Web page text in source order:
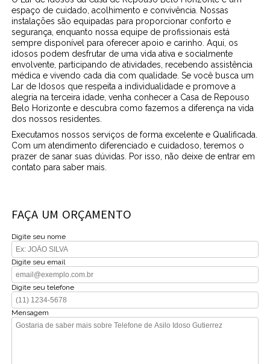
espaço de cuidado, acolhimento e convivência. Nossas
instalações são equipadas para proporcionar conforto e
segurança, enquanto nossa equipe de profissionais está
sempre disponível para oferecer apoio e carinho. Aqui, os
idosos podem desfrutar de uma vida ativa e socialmente
envolvente, participando de atividades, recebendo assistência
médica e vivendo cada dia com qualidade. Se você busca um
Lar de Idosos que respeita a individualidade e promove a
alegria na terceira idade, venha conhecer a Casa de Repouso
Belo Horizonte e descubra como fazemos a diferença na vida
dos nossos residentes.
Executamos nossos serviços de forma excelente e Qualificada.
Com um atendimento diferenciado e cuidadoso, teremos o
prazer de sanar suas dúvidas. Por isso, não deixe de entrar em
contato para saber mais.
FAÇA UM ORÇAMENTO
Digite seu nome
Digite seu email
Digite seu telefone
Mensagem